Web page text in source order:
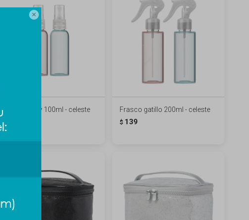

Frasco spray 100ml - celeste
$
Frasco gatillo 200ml - celeste
$ 139